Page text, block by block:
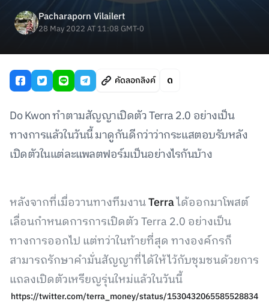
Pacharaporn Vilailert
28 May 2022 AT 11:08 GMT-0
คัดลอกลิงค์
Do Kwon ทำตามสัญญาเปิดตัว Terra 2.0 อย่างเป็น
ทางการแล้วในวันนี้ มาดูกันดีกว่าว่ากระแสตอบรับหลัง
เปิดตัวในแต่ละแพลตฟอร์มเป็นอย่างไรกันบ้าง
หลังจากที่เมื่อวานทางทีมงานTerraได้ออกมาโพสต์
เลื่อนกำหนดการการเปิดตัว Terra 2.0 อย่างเป็น
ทางการออกไป แต่ทว่าในท้ายที่สุด ทางองค์กรก็
สามารถรักษาคำมั่นสัญญาที่ได้ให้ไว้กับชุมชนด้วยการ
แถลงเปิดตัวเหรียญรุ่นใหม่แล้วในวันนี้
https://twitter.com/terra_money/status/1530432065585528834